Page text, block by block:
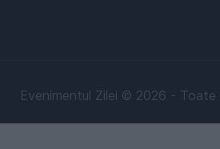
Evenimentul Zilei © 2026 -